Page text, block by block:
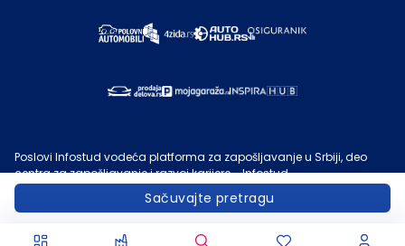
Sačuvajte pretragu
Poslovi Infostud vodeća platforma za zapošljavanje u Srbiji, deo
centra za zapošljavanje i razvoj karijere - Infostud.
©
Infostud rešenja d.o.o. Subotica
Poslovi.infostud.com
je vlasništvo Infostuda. Zabranjeno je njegovo
u druge svrhe, osim za lične potrebe posetilaca sajta.